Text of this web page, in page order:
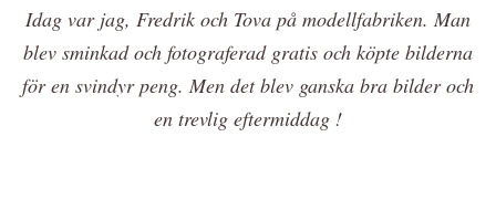
Idag var jag, Fredrik och Tova på modellfabriken. Man
blev sminkad och fotograferad gratis och köpte bilderna
för en svindyr peng. Men det blev ganska bra bilder och
en trevlig eftermiddag !